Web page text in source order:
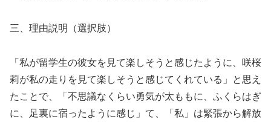
三、理由説明（選択肢）
「私が留学生の彼女を見て楽しそうと感じたように、咲桜
莉が私の走りを見て楽しそうと感じてくれている」と思え
たことで、「不思議なくらい勇気が太ももに、ふくらはぎ
に、足裏に宿ったように感じ」て、「私」は緊張から解放